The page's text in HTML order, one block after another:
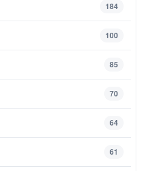
184
100
85
70
64
61